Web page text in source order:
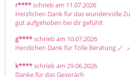
r****schrieb am 11.07.2026
Herzlichen Dank für das wundervolle
gut aufgehoben bei dir gefühlt
g****schrieb am 10.07.2026
Herzlichen Dank für Tolle Beratung 🪄
k****schrieb am 29.06.2026
Danke für das Gespräch